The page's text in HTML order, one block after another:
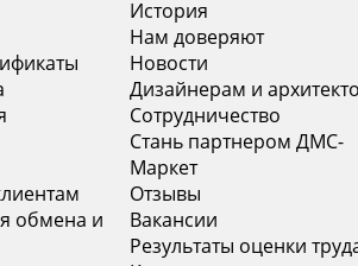
обмена и
История
Нам доверяют
Новости
Дизайнерам и
Сотрудничество
Стань партнером ДМС-
Маркет
Отзывы
Вакансии
Результаты оценки